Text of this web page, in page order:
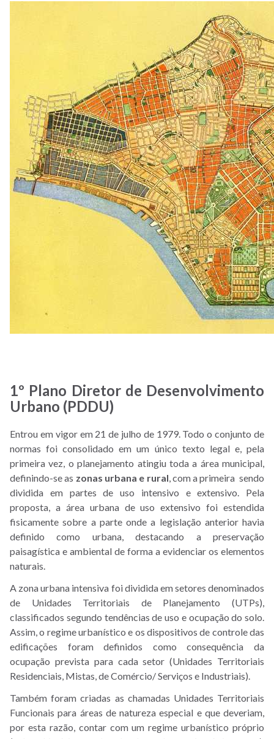
1º Plano Diretor de Desenvolvimento
Urbano (PDDU)
Entrou em vigor em 21 de julho de 1979. Todo o conjunto de
normas foi consolidado em um único texto legal e, pela
primeira vez, o planejamento atingiu toda a área municipal,
definindo-se as zonas urbana e rural, com a primeira sendo
dividida em partes de uso intensivo e extensivo. Pela
proposta, a área urbana de uso extensivo foi estendida
fisicamente sobre a parte onde a legislação anterior havia
definido como urbana, destacando a preservação
paisagística e ambiental de forma a evidenciar os elementos
naturais.
A zona urbana intensiva foi dividida em setores denominados
de Unidades Territoriais de Planejamento (UTPs),
classificados segundo tendências de uso e ocupação do solo.
Assim, o regime urbanístico e os dispositivos de controle das
edificações foram definidos como consequência da
ocupação prevista para cada setor (Unidades Territoriais
Residenciais, Mistas, de Comércio/ Serviços e Industriais).
Também foram criadas as chamadas Unidades Territoriais
Funcionais para áreas de natureza especial e que deveriam,
por esta razão, contar com um regime urbanístico próprio